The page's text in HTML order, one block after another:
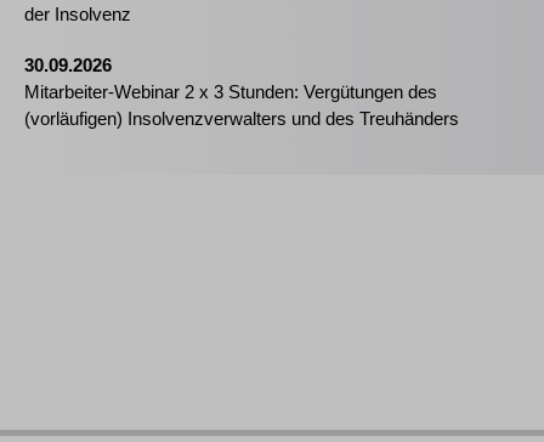
der Insolvenz
30.09.2026
Mitarbeiter-Webinar 2 x 3 Stunden: Vergütungen des
(vorläufigen) Insolvenzverwalters und des Treuhänders